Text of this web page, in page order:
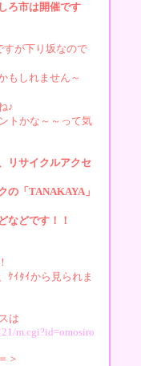
市は開催です
が下り坂なので
もしれません～
♪
トかな～～って気
リサイクルアクセ
の「TANAKAYA」
などです！！
ｹｲﾀｲから見られま
は
m.cgi?id=omosiro
＞